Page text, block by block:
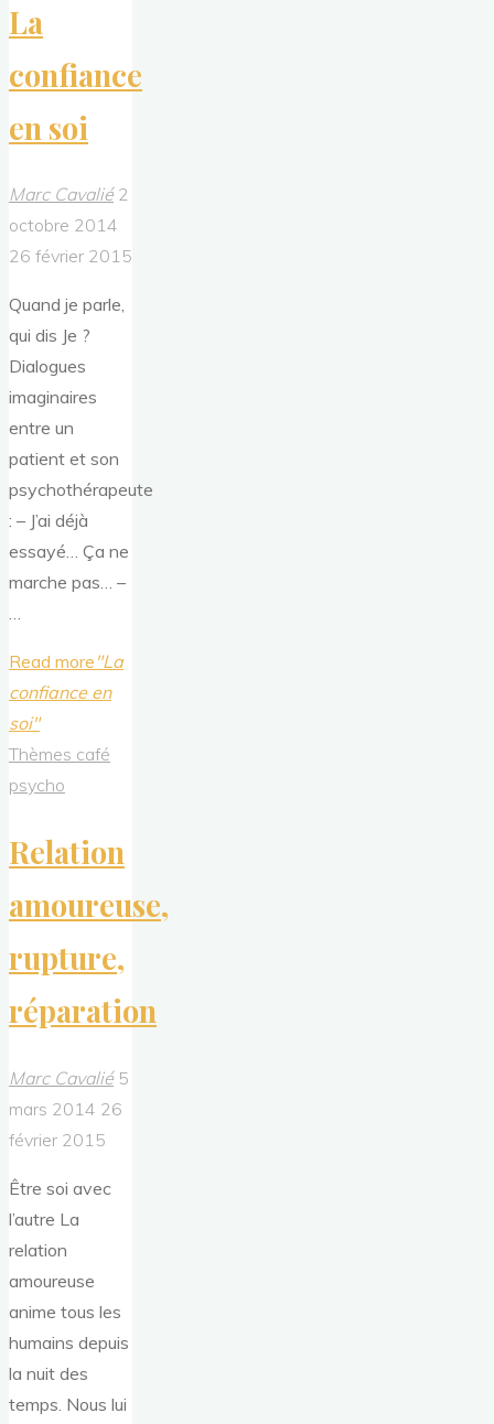
La
confiance
en soi
Marc Cavalié 2
octobre 2014
26 février 2015
Quand je parle,
qui dis Je ?
Dialogues
imaginaires
entre un
patient et son
psychothérapeute
: – J’ai déjà
essayé… Ça ne
marche pas… –
…
Read more "La
confiance en
soi"
Thèmes café
psycho
Relation
amoureuse,
rupture,
réparation
Marc Cavalié 5
mars 2014 26
février 2015
Être soi avec
l’autre La
relation
amoureuse
anime tous les
humains depuis
la nuit des
temps. Nous lui